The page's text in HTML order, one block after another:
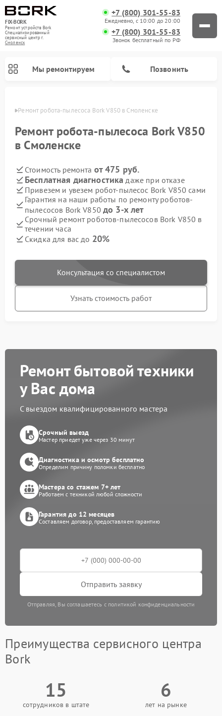
FIX-BORK
Ремонт устройств Bork
Специализированный
cервисный центр г.
Смоленск
+7 (800) 301-55-83
Ежедневно, с 10:00 до 20:00
+7 (800) 301-55-83
Звонок бесплатный по РФ
Мы ремонтируем Позвонить
Ремонт робота-пылесоса Bork V850 в Смоленске
Ремонт робота-пылесоса Bork V850
в Смоленске
Стоимость ремонта от 475 руб.
Бесплатная диагностика даже при отказе
Привезем и увезем робот-пылесос Bork V850 сами
Гарантия на наши работы по ремонту роботов-
пылесосов Bork V850 до 3-х лет
Срочный ремонт роботов-пылесосов Bork V850 в
течении часа
Скидка для вас до 20%
Консультация со специалистом
Узнать стоимость работ
Ремонт бытовой техники
у Вас дома
С выездом квалифицированного мастера
Срочный выезд
Мастер приедет уже через 30 минут
Диагностика и осмотр бесплатно
Определим причину поломки бесплатно
Мастера со стажем 7+ лет
Работаем с техникой любой сложности
Гарантия до 12 месяцев
Составляем договор, предоставляем гарантию
Отправить заявку
Отправляя, Вы соглашаетесь с политикой конфиденциальности
Преимущества сервисного центра
Bork
15
сотрудников в штате
6
лет на рынке